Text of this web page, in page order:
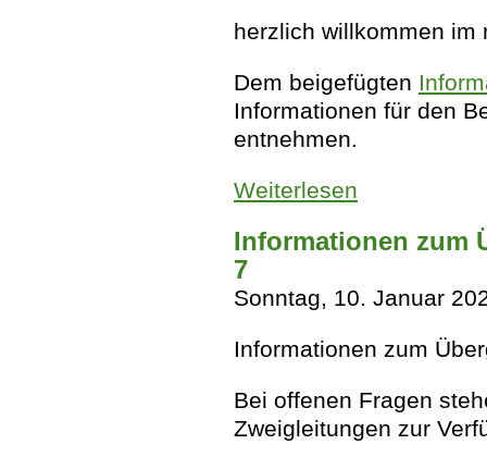
herzlich willkommen im
Dem beigefügten
Informationen für den
entnehmen.
Weiterlesen
Informationen zum
7
Sonntag, 10. Januar
Informationen zum
Bei offenen Fragen
Zweigleitungen zur